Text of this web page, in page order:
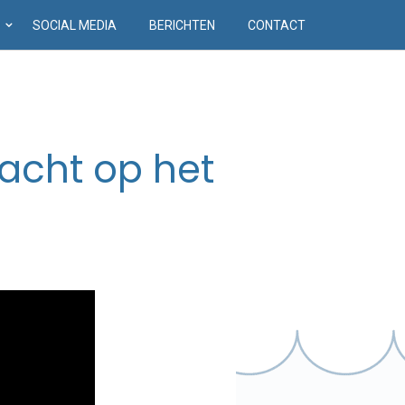
SOCIAL MEDIA BERICHTEN CONTACT
op het